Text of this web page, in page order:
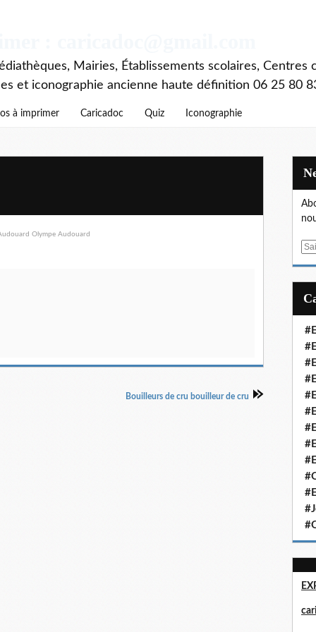
Mairies, Établissements scolaires, Centres
et iconographie ancienne haute définition 06 25 80
à imprimer Caricadoc Quiz Iconographie
Bouilleurs de cru bouilleur de cru
E